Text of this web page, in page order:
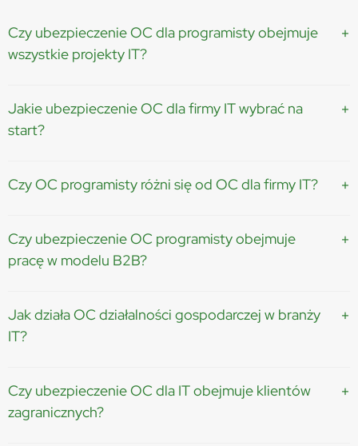
Czy ubezpieczenie OC dla programisty obejmuje
wszystkie projekty IT?
Jakie ubezpieczenie OC dla firmy IT wybrać na
start?
Czy OC programisty różni się od OC dla firmy IT?
Czy ubezpieczenie OC programisty obejmuje
pracę w modelu B2B?
B2B...
Jak działa OC działalności gospodarczej w branży
IT?
wyrządzonymi osobom trzecim...
Czy ubezpieczenie OC dla IT obejmuje klientów
zagranicznych?